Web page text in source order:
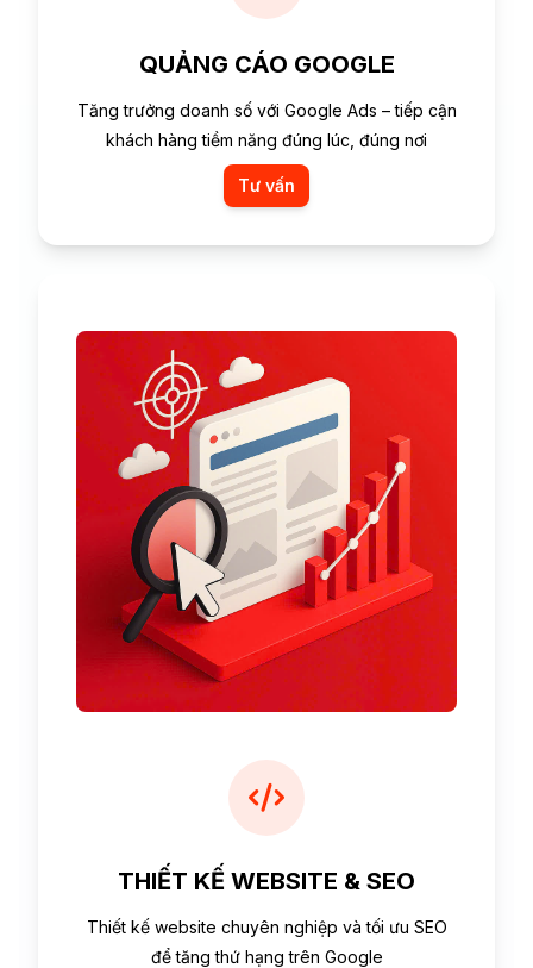
QUẢNG CÁO GOOGLE
Tăng trưởng doanh số với Google Ads – tiếp cận
khách hàng tiềm năng đúng lúc, đúng nơi
Tư vấn
THIẾT KẾ WEBSITE & SEO
Thiết kế website chuyên nghiệp và tối ưu SEO
để tăng thứ hạng trên Google